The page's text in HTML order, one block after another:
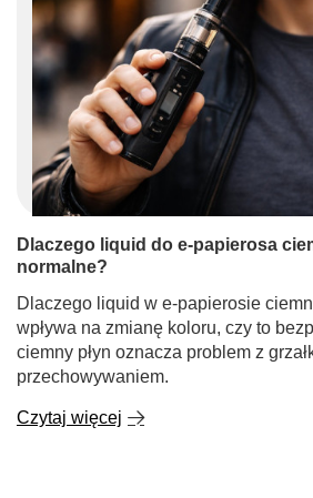
Dlaczego liquid do e-papierosa
normalne?
Dlaczego liquid w e-papierosie
wpływa na zmianę koloru, czy to
ciemny płyn oznacza problem z
przechowywaniem.
Czytaj więcej